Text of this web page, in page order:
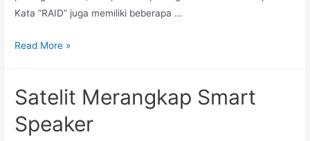
Kata “RAID” juga memiliki beberapa …
Read More »
Satelit Merangkap Smart
Speaker